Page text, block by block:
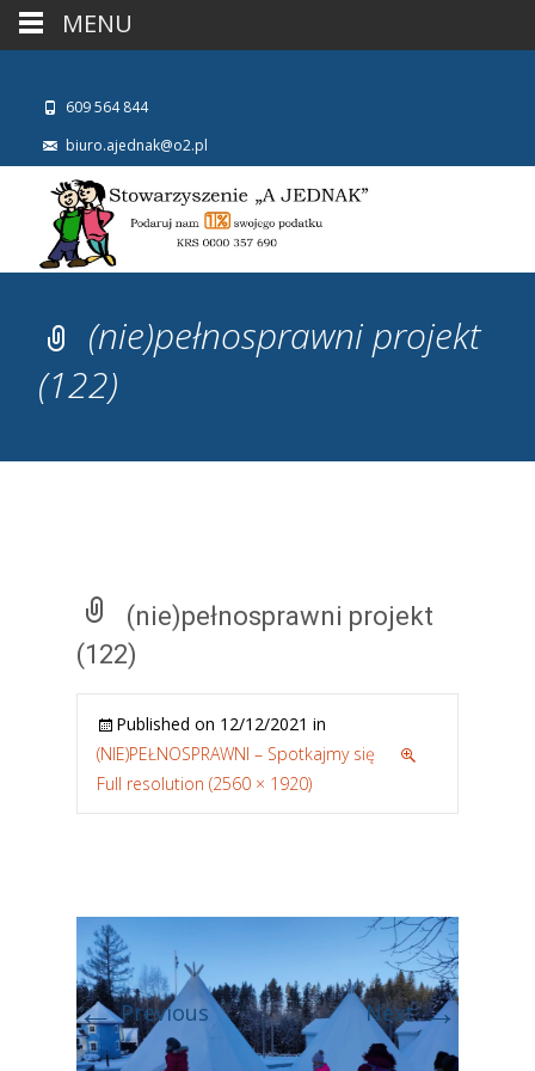
609 564 844
biuro.ajednak@o2.pl
(nie)pełnosprawni projekt
(122)
(nie)pełnosprawni projekt
(122)
Published on 12/12/2021 in
(NIE)PEŁNOSPRAWNI – Spotkajmy się
Full resolution (2560 × 1920)
←Previous Next→
MENU